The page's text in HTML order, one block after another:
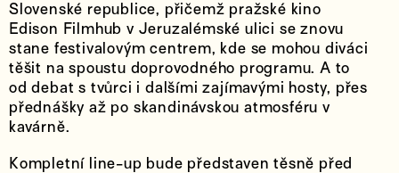
Slovenské republice, přičemž pražské kino
Edison Filmhub v Jeruzalémské ulici se znovu
stane festivalovým centrem, kde se mohou diváci
těšit na spoustu doprovodného programu. A to
od debat s tvůrci i dalšími zajímavými hosty, přes
přednášky až po skandinávskou atmosféru v
kavárně.
Kompletní line-up bude představen těsně před